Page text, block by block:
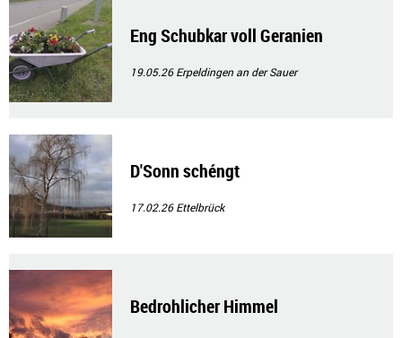
Eng Schubkar voll Geranien
19.05.26Erpeldingen an der Sauer
D'Sonn schéngt
17.02.26Ettelbrück
Bedrohlicher Himmel